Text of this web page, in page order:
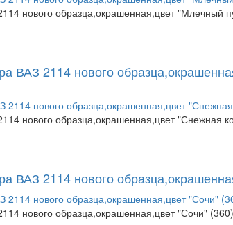
нового образца,окрашенная,цвет "Млечный
ВАЗ 2114 нового
нового образца,окрашенная,цвет "Снежная
ВАЗ 2114 нового
нового образца,окрашенная,цвет "Сочи"